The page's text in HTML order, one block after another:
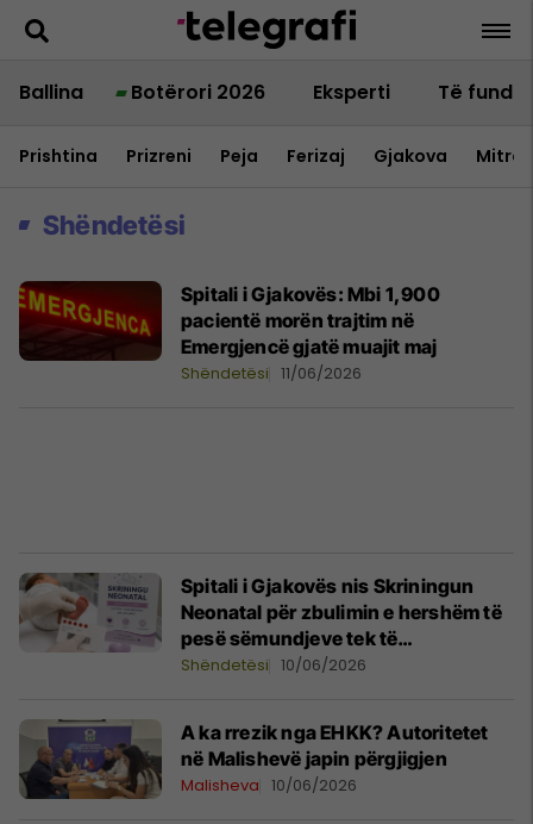
Ballina Botërori 2026 Eksperti Të fundit
Prishtina Prizreni Peja Ferizaj Gjakova
Shëndetësi
Spitali i Gjakovës: Mbi 1,900
pacientë morën trajtim në
Emergjencë gjatë muajit maj
Shëndetësi 11/06/2026
Spitali i Gjakovës nis Skriningun
Neonatal për zbulimin e hershëm të
pesë sëmundjeve tek të
porsalindurit
Shëndetësi 10/06/2026
A ka rrezik nga EHKK? Autoritetet
në Malishevë japin përgjigjen
Malisheva 10/06/2026